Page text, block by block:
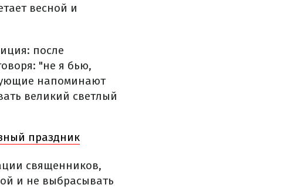
весной и
после
"не я бью,
напоминают
великий светлый
праздник
священников,
и не выбрасывать